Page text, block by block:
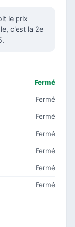
le prix
c'est la 2e
Fermé
Fermé
Fermé
Fermé
Fermé
Fermé
Fermé